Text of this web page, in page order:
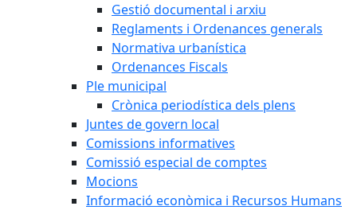
Gestió documental i arxiu
Reglaments i Ordenances generals
Normativa urbanística
Ordenances Fiscals
Ple municipal
Crònica periodística dels plens
Juntes de govern local
Comissions informatives
Comissió especial de comptes
Mocions
Informació econòmica i Recursos Humans